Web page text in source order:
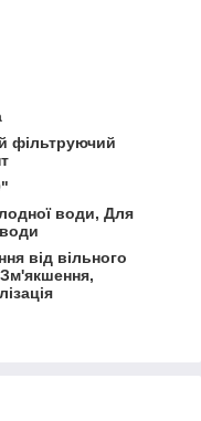
фільтруючий
води, Для
від вільного